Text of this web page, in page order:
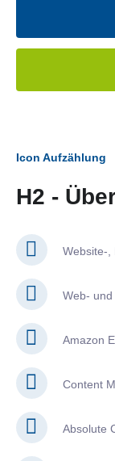
Icon Aufzählung
H2 -
Website-,
Web-
Amazon
Content
Absolute